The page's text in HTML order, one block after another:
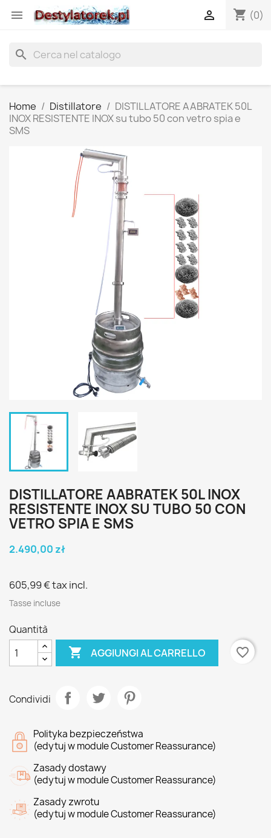
 shopping_cart (0)

search
Home Distillatore
DISTILLATORE AABRATEK 50L
INOX RESISTENTE INOX su tubo 50 con vetro spia e
SMS
DISTILLATORE AABRATEK 50L INOX
RESISTENTE INOX SU TUBO 50 CON
VETRO SPIA E SMS
2.490,00 zł
605,99 €tax incl.
Tasse incluse
Quantità
 AGGIUNGI AL CARRELLO favorite_border
Condividi
Polityka bezpieczeństwa
(edytuj w module Customer Reassurance)
Zasady dostawy
(edytuj w module Customer Reassurance)
Zasady zwrotu
(edytuj w module Customer Reassurance)